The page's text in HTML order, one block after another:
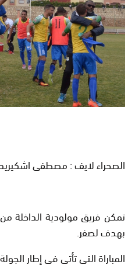
الصحراء لايف : مصطفى اشكيريد
تمكن فريق مولودية الداخلة
بهدف لصفر.
المباراة التي تأتي في إطار